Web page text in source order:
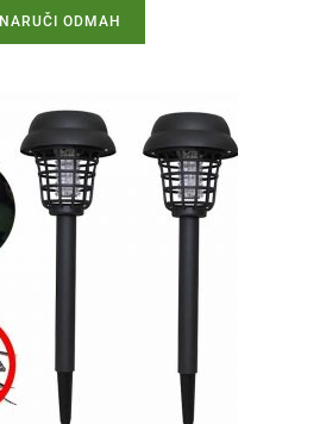
NARUČI ODMAH